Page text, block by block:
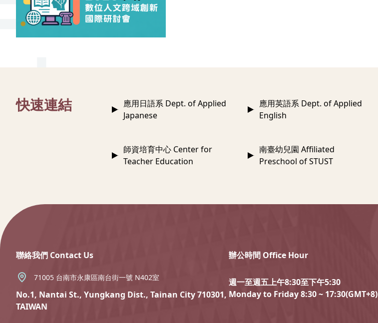
快速連結
應用日語系 Dept. of Applied
Japanese
應用英語系 Dept. of Applied
English
師資培育中心 Center for
Teacher Education
南臺幼兒園 Affiliated
Preschool of STUST
聯絡我們 Contact Us
71005 台南市永康區南台街一號 N402室
No.1, Nantai St., Yungkang Dist., Tainan City 710301,
TAIWAN
辦公時間 Office Hour
週一至週五上午8:30至下午5:30
Monday to Friday 8:30 ~ 17:30(GMT+8)